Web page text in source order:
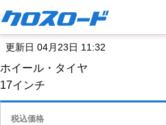
更新日 04月23日 11:32
ホイール・タイヤ
17インチ
税込価格